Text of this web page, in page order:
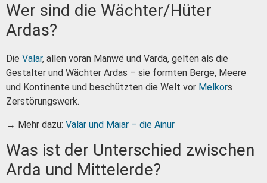
Wer sind die Wächter/Hüter
Ardas?
Die Valar, allen voran Manwë und Varda, gelten als die
Gestalter und Wächter Ardas – sie formten Berge, Meere
und Kontinente und beschützten die Welt vor Melkors
Zerstörungswerk.
→ Mehr dazu: Valar und Maiar – die Ainur
Was ist der Unterschied zwischen
Arda und Mittelerde?